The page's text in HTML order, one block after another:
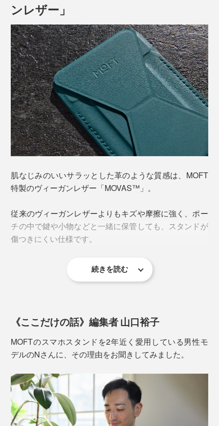
付属の「アイアンリング」を貼り付ければ、MagSafe非
対応の機種やスマホケースの上からでも使用OKです。
フラットなデザインだから、オフィス・カフェ・旅先で
の、動画視聴や撮影・ビデオ通話が進化。
いつも大人しくスマホの背面にいてくれるから、スタン
ドを持ち運ぶストレスからも解放されるはず。
まさに、普段そこに“ある”ことを感じさせない、特許取
得の一体式折りたたみ構造です。
マグネット装着だから、スマホ画面をスライドさせれば
タテ置きも、ヨコ置きも楽々。タテ装着の状態のまま横
に倒して使うこともできます。
薄いけれど、マグネットでしっかり固定された脚部の三
角形構造のおかげで、安定感はバツグン！
テーブルに置けば絶妙な角度で画面が見やすくなり、手
疲れにくいのを実感します。
さらに、内側にはカードを1〜2枚収納できるポケット付
き。
ンレザー」
肌なじみのいいサラッとした革のような質感は、MOFT
特製のヴィーガンレザー「MOVAS™」。
従来のヴィーガンレザーよりもキズや摩擦に強く、ポー
チの中で鍵や小物などと一緒に保管しても、スタンドが
傷つきにくい仕様です。
撥水素材のため、万が一飲み物を倒してしまっても、さ
続きを読む
《ここだけの話》編集者 山口裕子
MOFTのスマホスタンドを2年近く愛用している男性モ
デルのNさんに、その理由をお聞きしてみました。